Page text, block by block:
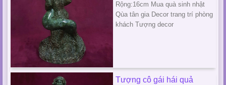
Rộng:16cm Mua quà sinh nhật
Qùa tân gia Decor trang trí phòng
khách Tượng decor
Tượng cô gái hái quả